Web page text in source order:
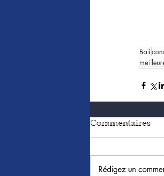
Bali
Commentaires
Rédigez un